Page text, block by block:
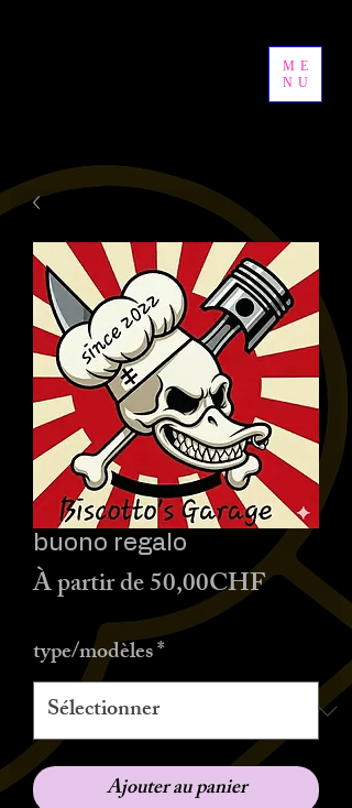
ME
NU
buono regalo
À partir de50,00CHFPrix
type/modèles*
Ajouter au panier